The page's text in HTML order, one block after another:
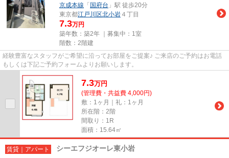
京成本線 「 国府台 」駅 徒歩20分
東京都江戸川区北小岩 ４丁目
7.3万円
築年数：築2年 ｜募集中： 1室
階数：2階建
経験豊富なスタッフがご希望に沿ってお部屋をご提案♪ ご来店のご予約はお電話
もしくは下記ご予約フォームよりお願いします。
7.3万円
(管理費・共益費 4,000円)
敷：1ヶ月｜礼：1ヶ月
所在階：2階
間取り：1R
面積：15.64㎡
賃貸｜アパート シーエフジオーレ東小岩